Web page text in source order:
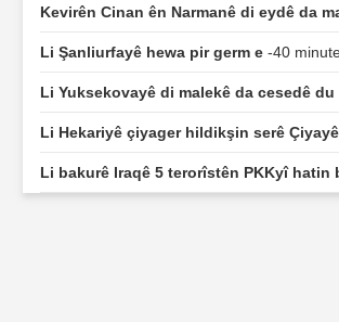
Kevirên Cinan ên Narmanê di eydê da
Li Şanliurfayê hewa pir germ e -40
Li Yuksekovayê di malekê da cesedê
Li Hekariyê çiyager hildikşin serê
Li bakurê Iraqê 5 terorîstên PKKyî